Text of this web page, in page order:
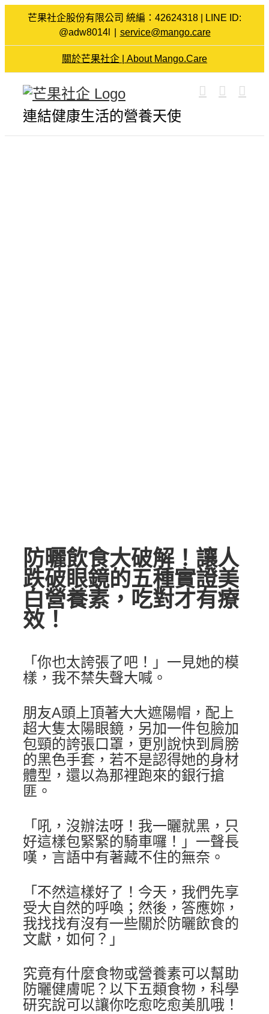
Skip
content
芒果社企股份有限公司 統編：42624318 | LINE ID:
@adw8014l
service@mango.care
關於芒果社企 | About Mango.Care
連結健康生活的營養天使
防曬飲食大破解！ 讓人
跌破眼鏡的五種實證美
白營養素，吃對才有療
效！
「你也太誇張了吧！」一見她的模
樣，我不禁失聲大喊。
朋友A頭上頂著大大遮陽帽，配上
超大隻太陽眼鏡，另加一件包臉加
包頸的誇張口罩，更別說快到肩膀
的黑色手套，若不是認得她的身材
體型，還以為那裡跑來的銀行搶
匪。
「吼，沒辦法呀！我一曬就黑，只
好這樣包緊緊的騎車囉！」一聲長
嘆，言語中有著藏不住的無奈。
「不然這樣好了！今天，我們先享
受大自然的呼喚；然後，答應妳，
我找找有沒有一些關於防曬飲食的
文獻，如何？」
究竟有什麼食物或營養素可以幫助
防曬健膚呢？以下五類食物，科學
研究說可以讓你吃愈吃愈美肌哦！